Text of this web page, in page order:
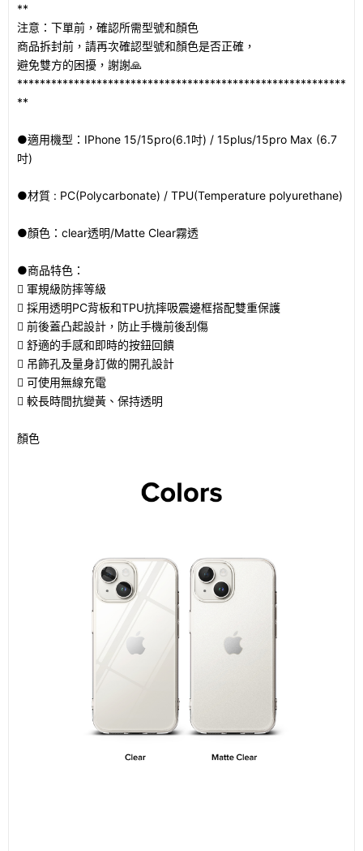
**
注意：下單前，確認所需型號和顏色
商品拆封前，請再次確認型號和顏色是否正確，
避免雙方的困擾，謝謝🙏
**********************************************************
**
●適用機型：IPhone 15/15pro(6.1吋) / 15plus/15pro Max (6.7
吋)
●材質 : PC(Polycarbonate) / TPU(Temperature polyurethane)
●顏色：clear透明/Matte Clear霧透
●商品特色：
 軍規級防摔等級
 採用透明PC背板和TPU抗摔吸震邊框搭配雙重保護
 前後蓋凸起設計，防止手機前後刮傷
 舒適的手感和即時的按鈕回饋
 吊飾孔及量身訂做的開孔設計
 可使用無線充電
 較長時間抗變黃、保持透明
顏色